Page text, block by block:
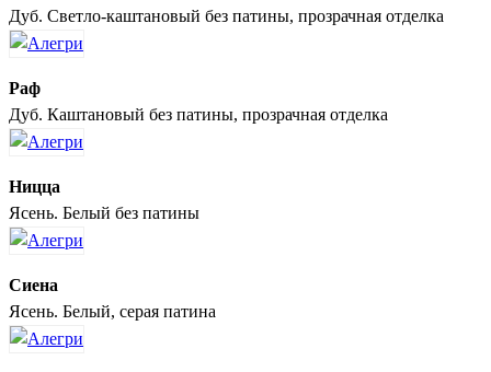
Дуб. Светло-каштановый без патины, прозрачная отделка
Раф
Дуб. Каштановый без патины, прозрачная отделка
Ницца
Ясень. Белый без патины
Сиена
Ясень. Белый, серая патина